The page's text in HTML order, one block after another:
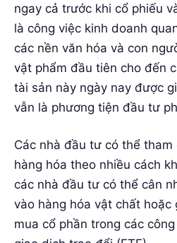
ngay cả trước khi cổ phiếu
là công việc kinh doanh
các nền văn hóa và con
vật phẩm đầu tiên cho đến
tài sản này ngày nay được
vẫn là phương tiện đầu tư
Các nhà đầu tư có thể
hàng hóa theo nhiều cách
các nhà đầu tư có thể cân
vào hàng hóa vật chất hoặc
mua cổ phần trong các